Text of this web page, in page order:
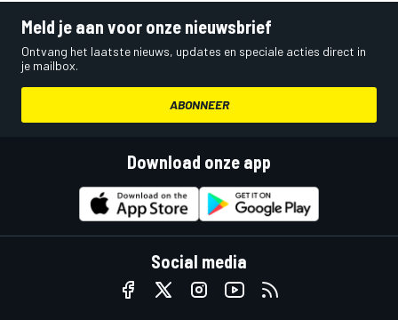
Meld je aan voor onze nieuwsbrief
Ontvang het laatste nieuws, updates en speciale acties direct in
je mailbox.
ABONNEER
Download onze app
Social media